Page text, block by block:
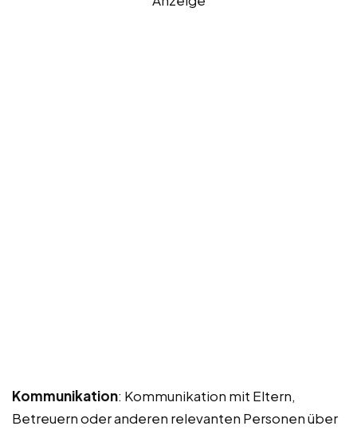
Kommunikation: Kommunikation mit Eltern,
Betreuern oder anderen relevanten Personen über